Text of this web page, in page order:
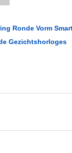
Ronde Vorm
Gezichtshorloges